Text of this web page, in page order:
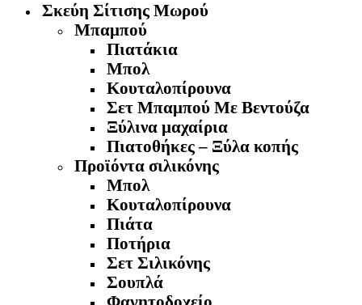
Σκεύη Σίτισης Μωρού
Μπαμπού
Πιατάκια
Μπολ
Κουταλοπίρουνα
Σετ Μπαμπού Με Βεντούζα
Ξύλινα μαχαίρια
Πιατοθήκες – Ξύλα κοπής
Προϊόντα σιλικόνης
Μπολ
Κουταλοπίρουνα
Πιάτα
Ποτήρια
Σετ Σιλικόνης
Σουπλά